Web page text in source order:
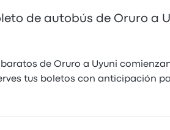
de autobús de Oruro a
de Oruro a Uyuni
tus boletos con anticipación